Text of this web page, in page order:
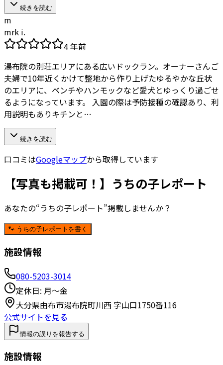
続きを読む
m
mrk i.
4 年前
湯布院の別荘エリアにある広いドックラン。オーナーさんご
夫婦で10年近くかけて整地から作り上げたゆるやかな丘状
のエリアに、ベンチやハンモックなど愛犬とゆっくり過ごせ
るようになっています。 入園の際は予防接種の確認あり、利
用説明もありキチンと…
続きを読む
口コミはGoogleマップから取得しています
【写真も掲載可！】うちの子レポート
あなたの“うちの子レポート”掲載しませんか？
🐾 うちの子レポートを書く
施設情報
080-5203-3014
定休日: 月〜金
大分県由布市湯布院町川西 字山口1750番116
公式サイトを見る
情報の誤りを報告する
施設情報